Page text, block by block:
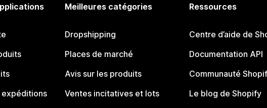
expéditions
Meilleures catégories
Dropshipping
Places de marché
Avis sur les produits
Ventes incitatives et lots
Ressources
Centre d’aide de
Documentation API
Communauté
Le blog de Shopify